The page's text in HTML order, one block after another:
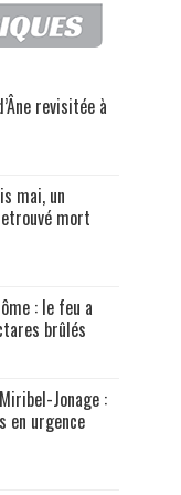
revisitée à
mai, un
mort
: le feu a
brûlés
Jonage :
en urgence